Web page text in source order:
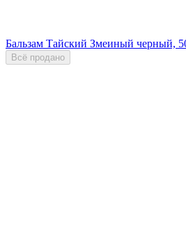
Бальзам Тайский Змеиный черный,
Всё продано